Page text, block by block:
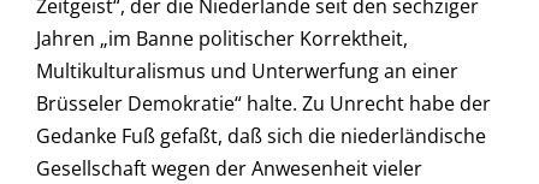
Zeitgeist“, der die Niederlande seit den sechziger
Jahren „im Banne politischer Korrektheit,
Multikulturalismus und Unterwerfung an einer
Brüsseler Demokratie“ halte. Zu Unrecht habe der
Gedanke Fuß gefaßt, daß sich die niederländische
Gesellschaft wegen der Anwesenheit vieler